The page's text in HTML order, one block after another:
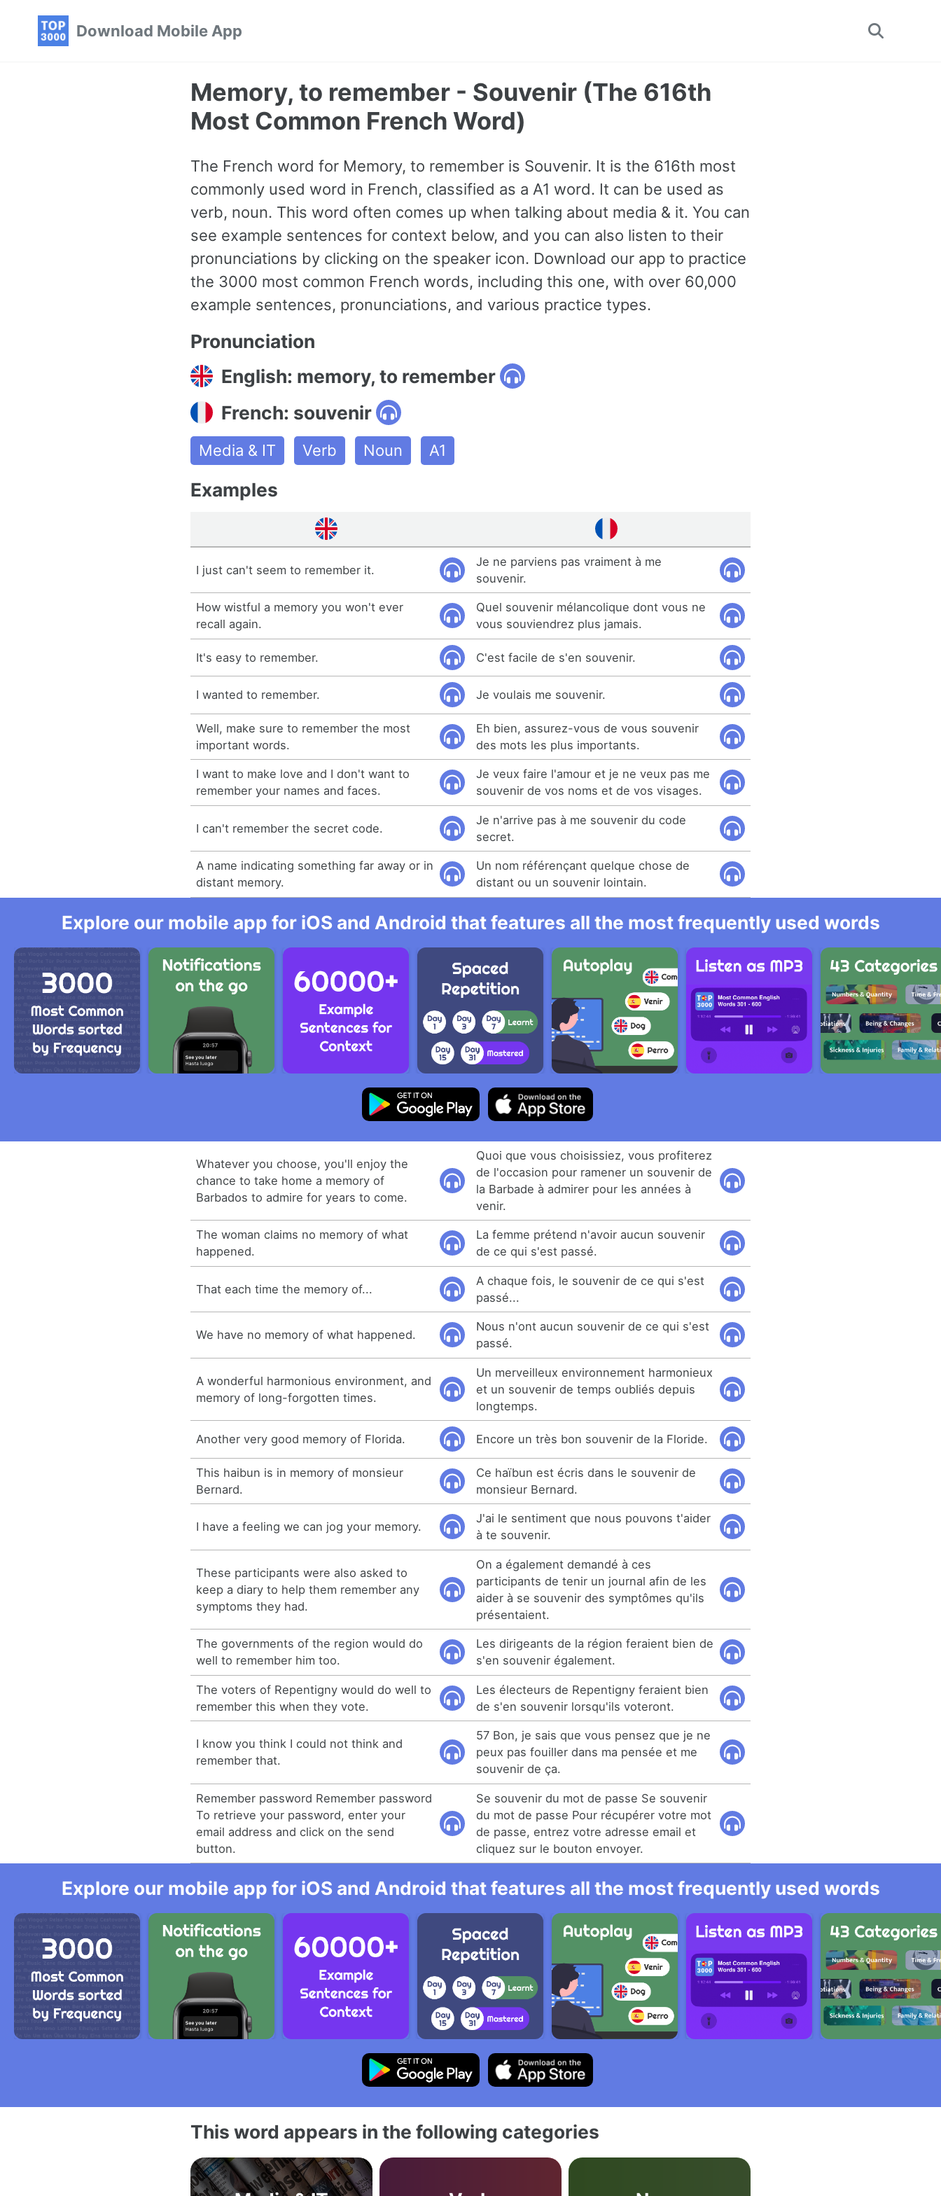
Download Mobile App
Toggle
Memory, to remember - Souvenir (The 616th
Most Common French Word)
The French word for Memory, to remember is Souvenir. It is the 616th most
commonly used word in French, classified as a A1 word. It can be used as
verb, noun. This word often comes up when talking about media & it. You can
see example sentences for context below, and you can also listen to their
pronunciations by clicking on the speaker icon. Download our app to practice
the 3000 most common French words, including this one, with over 60,000
example sentences, pronunciations, and various practice types.
Pronunciation
English: memory, to remember
French: souvenir
Media & IT Verb Noun A1
Examples
I just can't seem to remember it.
Je ne parviens pas vraiment à me
souvenir.
How wistful a memory you won't ever
recall again.
Quel souvenir mélancolique dont vous ne
vous souviendrez plus jamais.
It's easy to remember. C'est facile de s'en souvenir.
I wanted to remember. Je voulais me souvenir.
Well, make sure to remember the most
important words.
Eh bien, assurez-vous de vous souvenir
des mots les plus importants.
I want to make love and I don't want to
remember your names and faces.
Je veux faire l'amour et je ne veux pas me
souvenir de vos noms et de vos visages.
I can't remember the secret code.
Je n'arrive pas à me souvenir du code
secret.
A name indicating something far away or in
distant memory.
Un nom référençant quelque chose de
distant ou un souvenir lointain.
Explore our mobile app for iOS and Android that features all the most frequently used words
Whatever you choose, you'll enjoy the
chance to take home a memory of
Barbados to admire for years to come.
Quoi que vous choisissiez, vous profiterez
de l'occasion pour ramener un souvenir de
la Barbade à admirer pour les années à
venir.
The woman claims no memory of what
happened.
La femme prétend n'avoir aucun souvenir
de ce qui s'est passé.
That each time the memory of...
A chaque fois, le souvenir de ce qui s'est
passé...
We have no memory of what happened.
Nous n'ont aucun souvenir de ce qui s'est
passé.
A wonderful harmonious environment, and
memory of long-forgotten times.
Un merveilleux environnement harmonieux
et un souvenir de temps oubliés depuis
longtemps.
Another very good memory of Florida. Encore un très bon souvenir de la Floride.
This haibun is in memory of monsieur
Bernard.
Ce haïbun est écris dans le souvenir de
monsieur Bernard.
I have a feeling we can jog your memory.
J'ai le sentiment que nous pouvons t'aider
à te souvenir.
These participants were also asked to
keep a diary to help them remember any
symptoms they had.
On a également demandé à ces
participants de tenir un journal afin de les
aider à se souvenir des symptômes qu'ils
présentaient.
The governments of the region would do
well to remember him too.
Les dirigeants de la région feraient bien de
s'en souvenir également.
The voters of Repentigny would do well to
remember this when they vote.
Les électeurs de Repentigny feraient bien
de s'en souvenir lorsqu'ils voteront.
I know you think I could not think and
remember that.
57 Bon, je sais que vous pensez que je ne
peux pas fouiller dans ma pensée et me
souvenir de ça.
Remember password Remember password
To retrieve your password, enter your
email address and click on the send
button.
Se souvenir du mot de passe Se souvenir
du mot de passe Pour récupérer votre mot
de passe, entrez votre adresse email et
cliquez sur le bouton envoyer.
Explore our mobile app for iOS and Android that features all the most frequently used words
This word appears in the following categories